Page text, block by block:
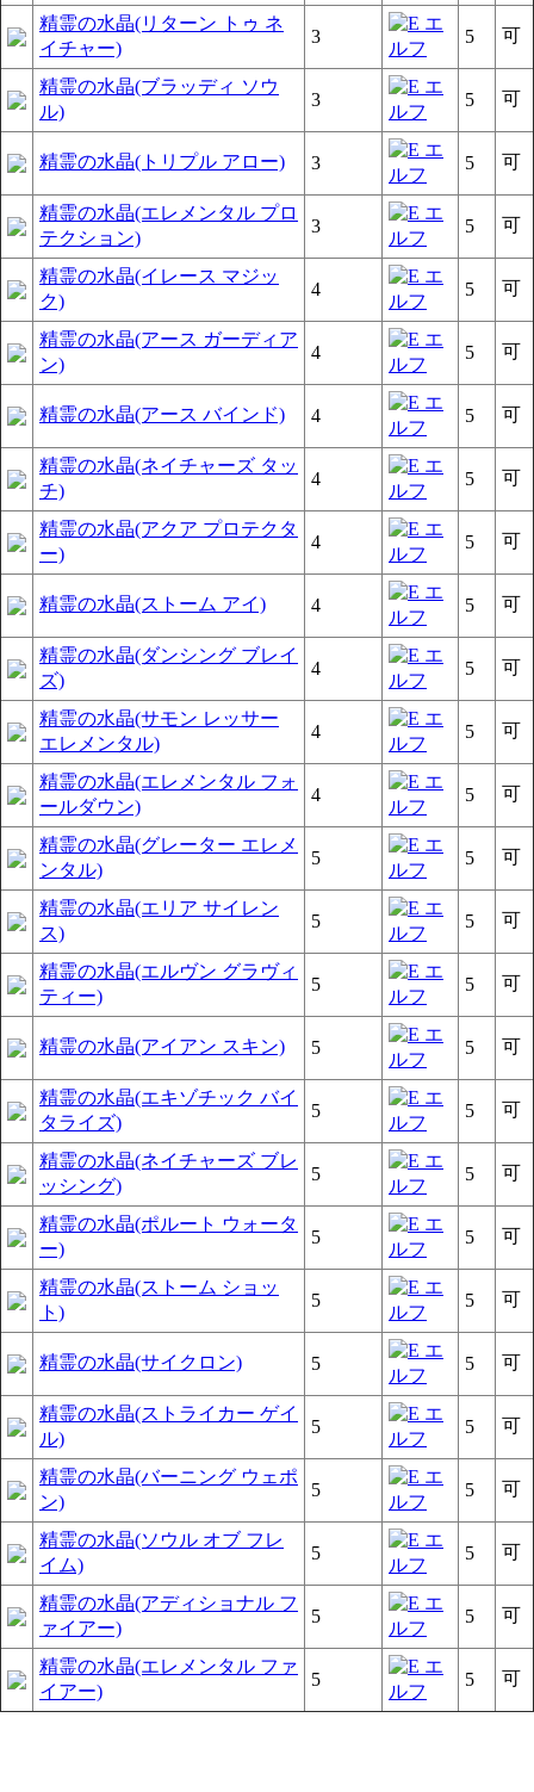
精霊の水晶(リターン トゥ ネ
イチャー)
3 5 可
精霊の水晶(ブラッディ ソウ
ル)
3 5 可
精霊の水晶(トリプル アロー) 3 5 可
精霊の水晶(エレメンタル プロ
テクション)
3 5 可
精霊の水晶(イレース マジッ
ク)
4 5 可
精霊の水晶(アース ガーディア
ン)
4 5 可
精霊の水晶(アース バインド) 4 5 可
精霊の水晶(ネイチャーズ タッ
チ)
4 5 可
精霊の水晶(アクア プロテクタ
ー)
4 5 可
精霊の水晶(ストーム アイ) 4 5 可
精霊の水晶(ダンシング ブレイ
ズ)
4 5 可
精霊の水晶(サモン レッサー
エレメンタル)
4 5 可
精霊の水晶(エレメンタル フォ
ールダウン)
4 5 可
精霊の水晶(グレーター エレメ
ンタル)
5 5 可
精霊の水晶(エリア サイレン
ス)
5 5 可
精霊の水晶(エルヴン グラヴィ
ティー)
5 5 可
精霊の水晶(アイアン スキン) 5 5 可
精霊の水晶(エキゾチック バイ
タライズ)
5 5 可
精霊の水晶(ネイチャーズ ブレ
ッシング)
5 5 可
精霊の水晶(ポルート ウォータ
ー)
5 5 可
精霊の水晶(ストーム ショッ
ト)
5 5 可
精霊の水晶(サイクロン) 5 5 可
精霊の水晶(ストライカー ゲイ
ル)
5 5 可
精霊の水晶(バーニング ウェポ
ン)
5 5 可
精霊の水晶(ソウル オブ フレ
イム)
5 5 可
精霊の水晶(アディショナル フ
ァイアー)
5 5 可
精霊の水晶(エレメンタル ファ
イアー)
5 5 可